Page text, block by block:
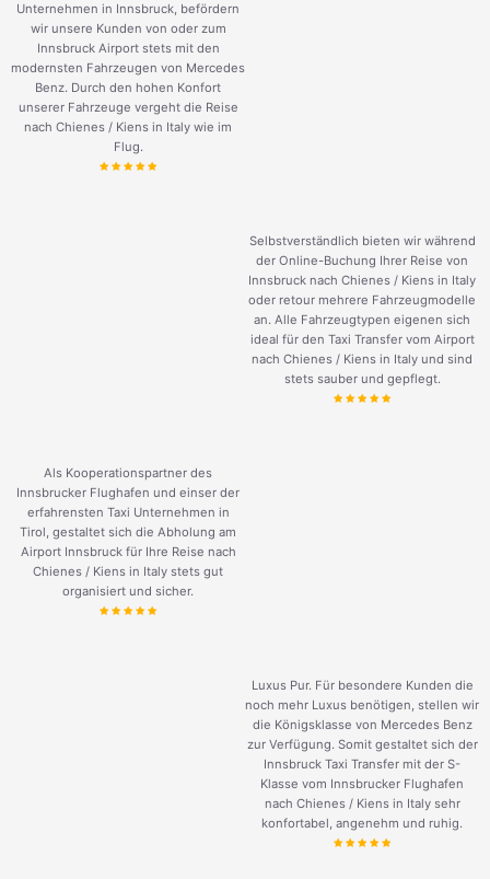
Unternehmen in Innsbruck, befördern
wir unsere Kunden von oder zum
Innsbruck Airport stets mit den
modernsten Fahrzeugen von Mercedes
Benz. Durch den hohen Konfort
unserer Fahrzeuge vergeht die Reise
nach Chienes / Kiens in Italy wie im
Flug.
Selbstverständlich bieten wir während
der Online-Buchung Ihrer Reise von
Innsbruck nach Chienes / Kiens in Italy
oder retour mehrere Fahrzeugmodelle
an. Alle Fahrzeugtypen eigenen sich
ideal für den Taxi Transfer vom Airport
nach Chienes / Kiens in Italy und sind
stets sauber und gepflegt.
Als Kooperationspartner des
Innsbrucker Flughafen und einser der
erfahrensten Taxi Unternehmen in
Tirol, gestaltet sich die Abholung am
Airport Innsbruck für Ihre Reise nach
Chienes / Kiens in Italy stets gut
organisiert und sicher.
Luxus Pur. Für besondere Kunden die
noch mehr Luxus benötigen, stellen wir
die Königsklasse von Mercedes Benz
zur Verfügung. Somit gestaltet sich der
Innsbruck Taxi Transfer mit der S-
Klasse vom Innsbrucker Flughafen
nach Chienes / Kiens in Italy sehr
konfortabel, angenehm und ruhig.